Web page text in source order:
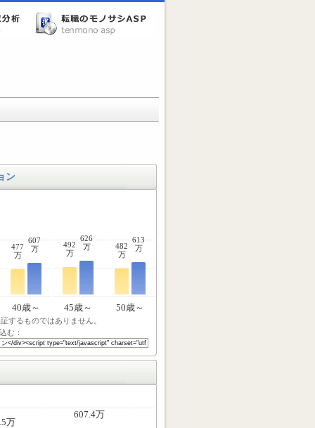
ン
477
万
607
万
492
万
626
万
482
万
613
万
40歳～ 45歳～ 50歳～
するものではありません。
む：
万
607.4万